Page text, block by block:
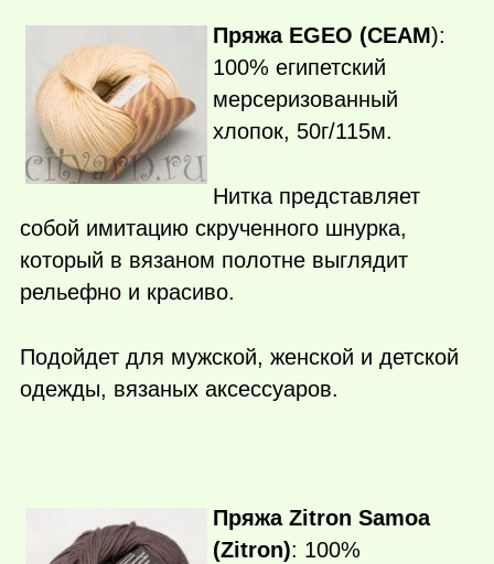
Пряжа EGEO (СЕАМ):
100% египетский
мерсеризованный
хлопок, 50г/115м.
Нитка представляет
собой имитацию скрученного шнурка,
который в вязаном полотне выглядит
рельефно и красиво.
Подойдет для мужской, женской и детской
одежды, вязаных аксессуаров.
Пряжа Zitron Samoa
(Zitron): 100%